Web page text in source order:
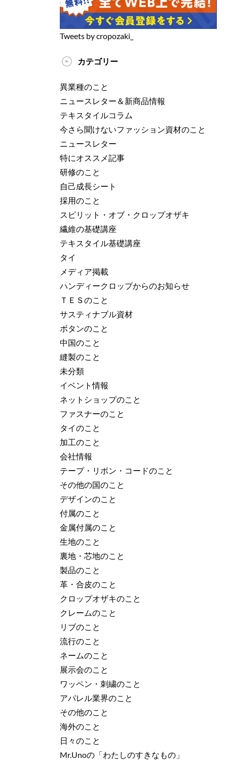
Tweets by cropozaki_
カテゴリー
異業種のこと
ニュースレター＆新商品情報
テキスタイルコラム
今さら聞けないファッション資材のこと
ニュースレター
特にオススメ記事
研修のこと
自己成長シート
採用のこと
スピリット・オブ・クロップオザキ
繊維の基礎講座
テキスタイル基礎講座
タイ
メディア掲載
ハンディークロップからのお知らせ
ＴＥＳのこと
サスティナブル資材
ボタンのこと
中国のこと
縫製のこと
未分類
イベント情報
ネットショップのこと
ファスナーのこと
タイのこと
加工のこと
会社情報
テープ・リボン・コードのこと
その他の国のこと
デザインのこと
付属のこと
金属付属のこと
生地のこと
裏地・芯地のこと
製品のこと
革・合皮のこと
クロップオザキのこと
クレームのこと
リブのこと
流行のこと
ネームのこと
展示会のこと
ワッペン・刺繍のこと
アパレル業界のこと
その他のこと
海外のこと
日々のこと
Mr.Unoの「わたしのすきなもの」